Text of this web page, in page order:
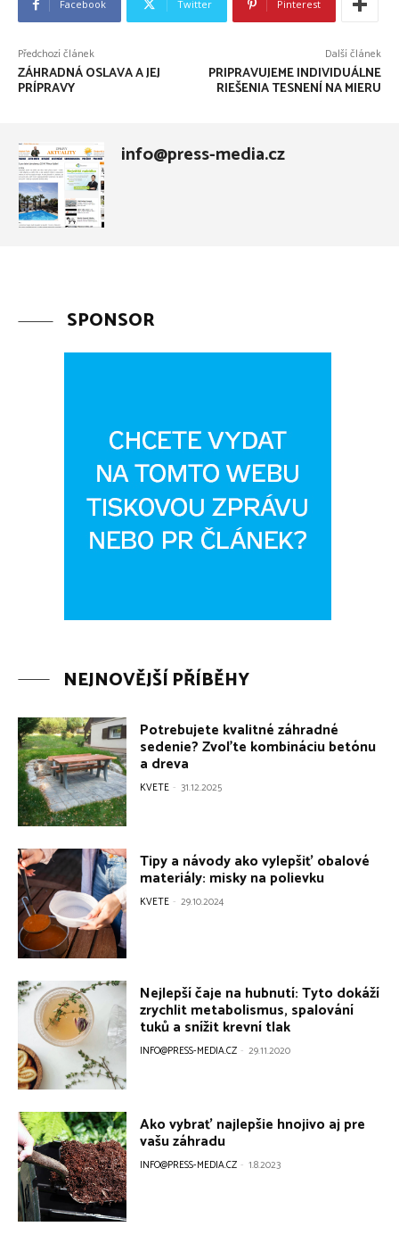
Facebook Twitter Pinterest
Předchozí článek
ZÁHRADNÁ OSLAVA A JEJ
PRÍPRAVY
Další článek
PRIPRAVUJEME INDIVIDUÁLNE
RIEŠENIA TESNENÍ NA MIERU
info@press-media.cz
SPONSOR
NEJNOVĚJŠÍ PŘÍBĚHY
Potrebujete kvalitné záhradné
sedenie? Zvoľte kombináciu betónu
a dreva
KVETE - 31.12.2025
Tipy a návody ako vylepšiť obalové
materiály: misky na polievku
KVETE - 29.10.2024
Nejlepší čaje na hubnutí: Tyto dokáží
zrychlit metabolismus, spalování
tuků a snížit krevní tlak
INFO@PRESS-MEDIA.CZ - 29.11.2020
Ako vybrať najlepšie hnojivo aj pre
vašu záhradu
INFO@PRESS-MEDIA.CZ - 1.8.2023